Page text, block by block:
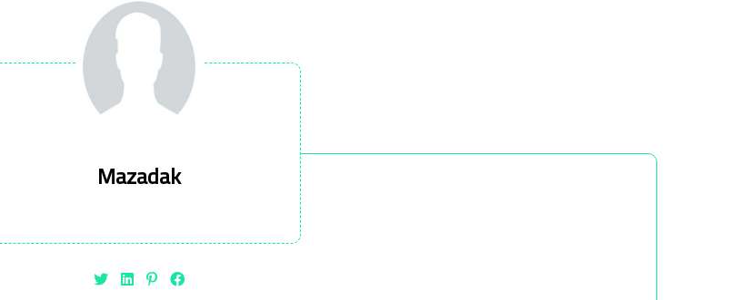
Mazadak